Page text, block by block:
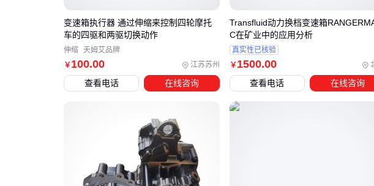
选择12档变速箱时，
沃的12档变速箱在适
业变速箱品牌可能在
关键判断点在于：
￥ 100.00 江苏苏州
变速箱执行器 通过伸缩来控制四轮摩托
车的四驱和两驱切换动作
伸缩 天姆艾品牌
查看电话 在线咨询
￥ 1500.00
Transfluid动力换档变速箱
C在矿业中的应用分析
真实性已核验
查看电话 在线咨询